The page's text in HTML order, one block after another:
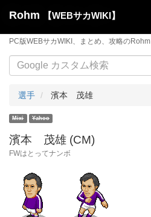
Rohm 【WEBサカWIKI】
PC版WEBサカWIKI、まとめ、攻略のRohm
選手 濱本 茂雄
濱本 茂雄 (CM)
FWはとってナンボ